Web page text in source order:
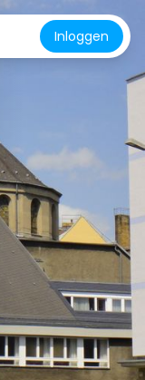
Inloggen